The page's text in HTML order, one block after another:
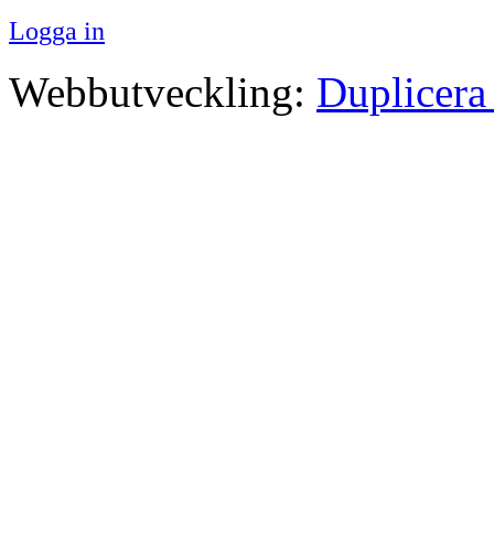
Logga in
Webbutveckling: